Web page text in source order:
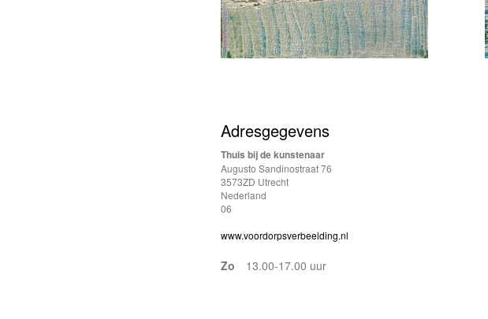
Adresgegevens
Thuis bij de kunstenaar
Augusto Sandinostraat 76
3573ZD Utrecht
Nederland
06
www.voordorpsverbeelding.nl
Zo 13.00-17.00 uur